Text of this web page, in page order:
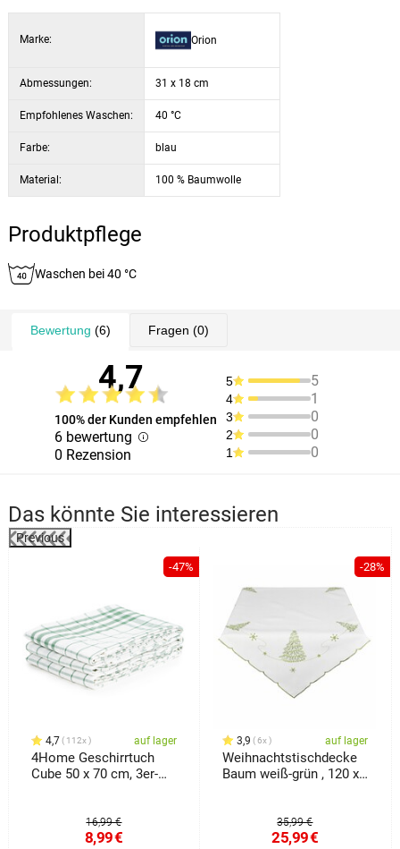
Marke: Orion
Abmessungen: 31 x 18 cm
Empfohlenes Waschen: 40 °C
Farbe: blau
Material: 100 % Baumwolle
Produktpflege
Waschen bei 40 °C
Bewertung (6) Fragen (0)
4,7
100% der Kunden empfehlen
6 bewertung
0 Rezension
5 5
4 1
3 0
2 0
1 0
Das könnte Sie interessieren
Previous
-47%
4,7 112x auf lager
4Home Geschirrtuch
Cube 50 x 70 cm, 3er-
16,99 €
8,99€
-28%
3,9 6x auf lager
Weihnachtstischdecke
Baum weiß-grün , 120 x
35,99 €
25,99€